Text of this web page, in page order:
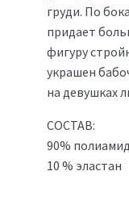
груди. По
придает
фигуру
украшен
на девушках
СОСТАВ:
90%
10 % эластан